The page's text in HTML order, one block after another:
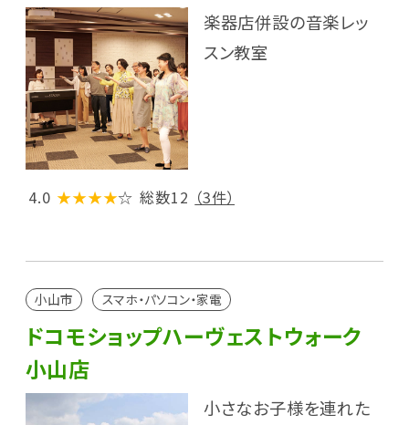
楽器店併設の音楽レッ
スン教室
4.0 ★★★★☆ 総数12 （3件）
小山市 スマホ・パソコン・家電
ドコモショップハーヴェストウォーク
小山店
小さなお子様を連れた